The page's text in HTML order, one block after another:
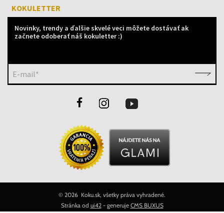
KOKULETTER
Novinky, trendy a ďalšie skvelé veci môžete dostávať ak
začnete odoberať náš kokuletter :)
E-mail*
© 2026 Koku.sk, všetky práva vyhradené.
Stránka od ui42- generuje CMS BUXUS